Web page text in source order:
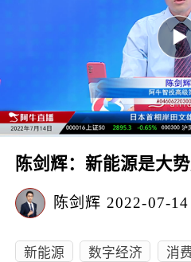
陈剑辉：新能源是大势
陈剑辉 2022-07-14
新能源 数字经济 消